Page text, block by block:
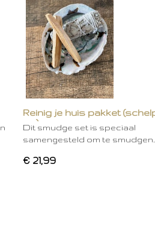
Reinig je huis pakket (schelp
cm)
Dit smudge set is speciaal
samengesteld om te smudgen.…
€ 21,99